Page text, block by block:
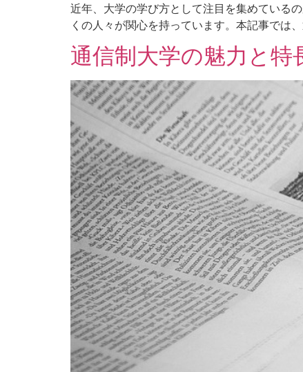
近年、大学の学び方として注目を集めている
くの人々が関心を持っています。本記事では
通信制大学の魅力と特